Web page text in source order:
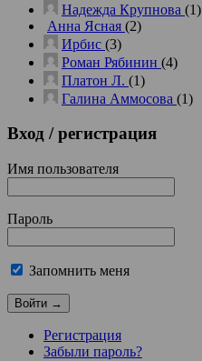
Надежда Крупнова (1)
Анна Ясная (2)
Ирбис (3)
Роман Рябинин (4)
Платон Л. (1)
Галина Аммосова (1)
Вход / регистрация
Имя пользователя
Пароль
Запомнить меня
Регистрация
Забыли пароль?